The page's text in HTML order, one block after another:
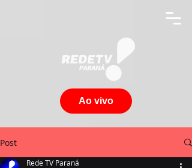
Ao vivo
Post
Rede TV Paraná